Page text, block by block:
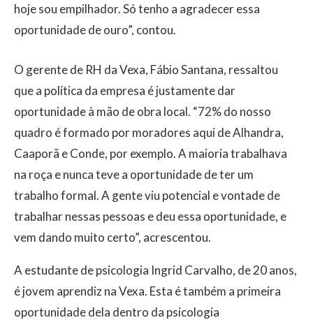
hoje sou empilhador. Só tenho a agradecer essa
oportunidade de ouro”, contou.
O gerente de RH da Vexa, Fábio Santana, ressaltou
que a política da empresa é justamente dar
oportunidade à mão de obra local. “72% do nosso
quadro é formado por moradores aqui de Alhandra,
Caaporã e Conde, por exemplo. A maioria trabalhava
na roça e nunca teve a oportunidade de ter um
trabalho formal. A gente viu potencial e vontade de
trabalhar nessas pessoas e deu essa oportunidade, e
vem dando muito certo”, acrescentou.
A estudante de psicologia Ingrid Carvalho, de 20 anos,
é jovem aprendiz na Vexa. Esta é também a primeira
oportunidade dela dentro da psicologia